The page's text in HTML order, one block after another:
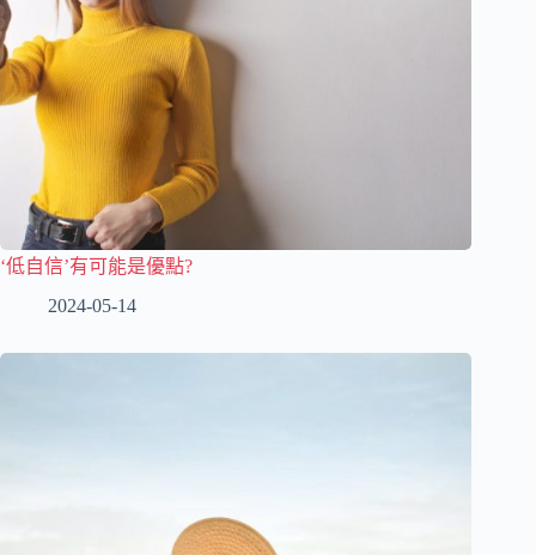
‘低自信’有可能是優點?
2024-05-14